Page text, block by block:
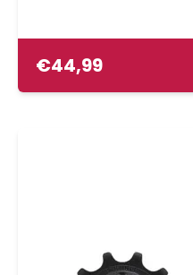
€44,99